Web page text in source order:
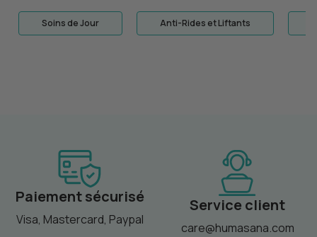
Soins de Jour Anti-Rides et Liftants
Paiement sécurisé
Visa, Mastercard, Paypal
Service client
care@humasana.com